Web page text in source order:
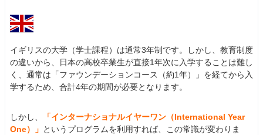
イギリスの大学（学士課程）は通常3年制です。しかし、教育制度
の違いから、日本の高校卒業生が直接1年次に入学することは難し
く、通常は「ファウンデーションコース（約1年）」を経てから入
学するため、合計4年の期間が必要となります。
しかし、
「インターナショナルイヤーワン（International Year
One）」 というプログラムを利用すれば、この常識が変わりま